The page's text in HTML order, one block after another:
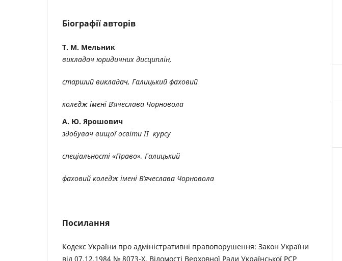
Біографії авторів
Т. М. Мельник
викладач юридичних дисциплін,
старший викладач, Галицький фаховий
коледж імені В’ячеслава Чорновола
А. Ю. Ярошович
здобувач вищої освітиII курсу
спеціальності «Право», Галицький
фаховий коледж імені В’ячеслава Чорновола
Посилання
Кодекс України про адміністративні правопорушення: Закон України
від 07.12.1984 № 8073-Х. Відомості Верховної Ради Української РСР